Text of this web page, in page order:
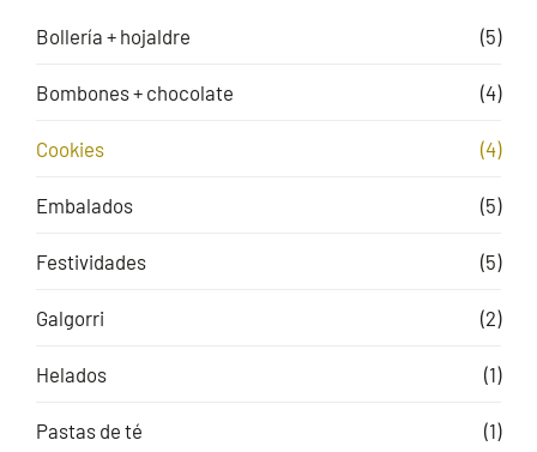
Bollería + hojaldre (5)
Bombones + chocolate (4)
Cookies (4)
Embalados (5)
Festividades (5)
Galgorri (2)
Helados (1)
Pastas de té (1)